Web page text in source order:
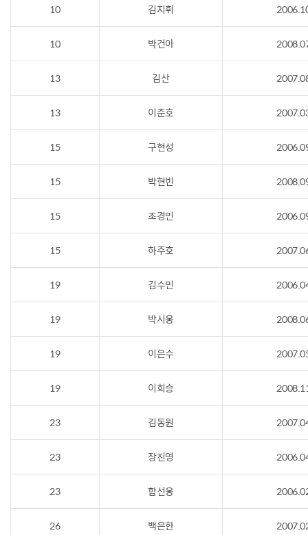
10 김지휘
10 박건아
13 김산
13 이준호
15 구현성
15 박현빈
15 조경민
15 하주호
19 김수민
19 박시웅
19 이은수
19 이희승
23 김동원
23 장진영
23 함선웅
26 백은한